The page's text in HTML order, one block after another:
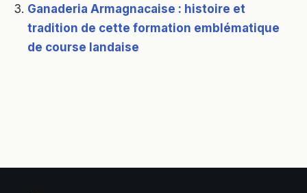
Ganaderia Armagnacaise : histoire et
tradition de cette formation emblématique
de course landaise